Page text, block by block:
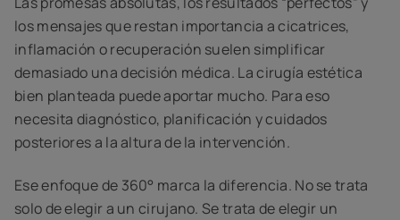
los mensajes que restan importancia a cicatrices,
inflamación o recuperación suelen simplificar
demasiado una decisión médica. La cirugía estética
bien planteada puede aportar mucho. Para eso
necesita diagnóstico, planificación y cuidados
posteriores a la altura de la intervención.
Ese enfoque de 360° marca la diferencia. No se trata
solo de elegir a un cirujano. Se trata de elegir un